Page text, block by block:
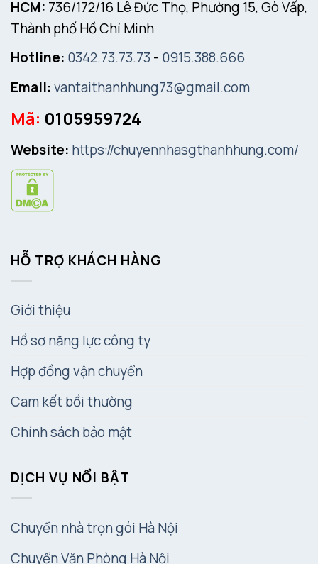
HCM: 736/172/16 Lê Đức Thọ, Phường 15, Gò Vấp,
Thành phố Hồ Chí Minh
Hotline: 0342.73.73.73- 0915.388.666
Email:vantaithanhhung73@gmail.com
Mã: 0105959724
Website: https://chuyennhasgthanhhung.com/
HỖ TRỢ KHÁCH HÀNG
Giới thiệu
Hồ sơ năng lực công ty
Hợp đồng vận chuyển
Cam kết bồi thường
Chính sách bảo mật
DỊCH VỤ NỔI BẬT
Chuyển nhà trọn gói Hà Nội
Chuyển Văn Phòng Hà Nội